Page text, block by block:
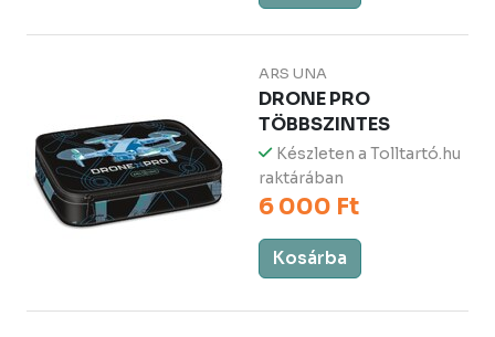
ARS UNA
DRONE PRO
TÖBBSZINTES
Készleten a Tolltartó.hu
raktárában
6 000 Ft
Kosárba